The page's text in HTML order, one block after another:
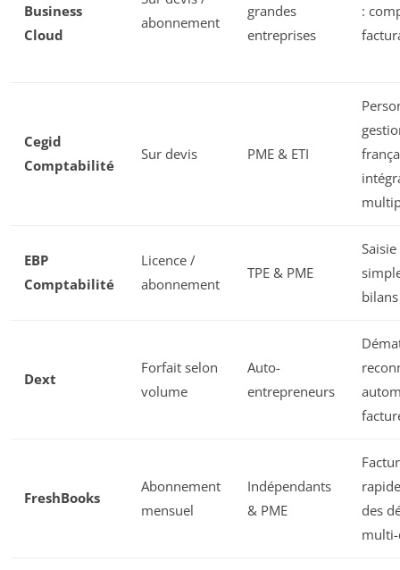
Business
Cloud
abonnement
grandes
entreprises
:
Cegid
Comptabilité
Sur devis PME & ETI
EBP
Comptabilité
Licence /
abonnement
TPE & PME
bilans
Dext
Forfait selon
volume
Auto-
entrepreneurs
FreshBooks
Abonnement
mensuel
Indépendants
& PME
des